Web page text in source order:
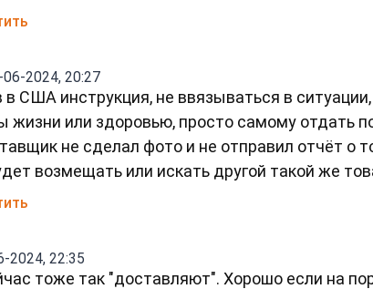
2024, 20:27
США инструкция, не ввязываться в
жизни или здоровью, просто самому отдать
не сделал фото и не отправил отчёт о
возмещать или искать другой такой же
2024, 22:35
тоже так "доставляют". Хорошо если на